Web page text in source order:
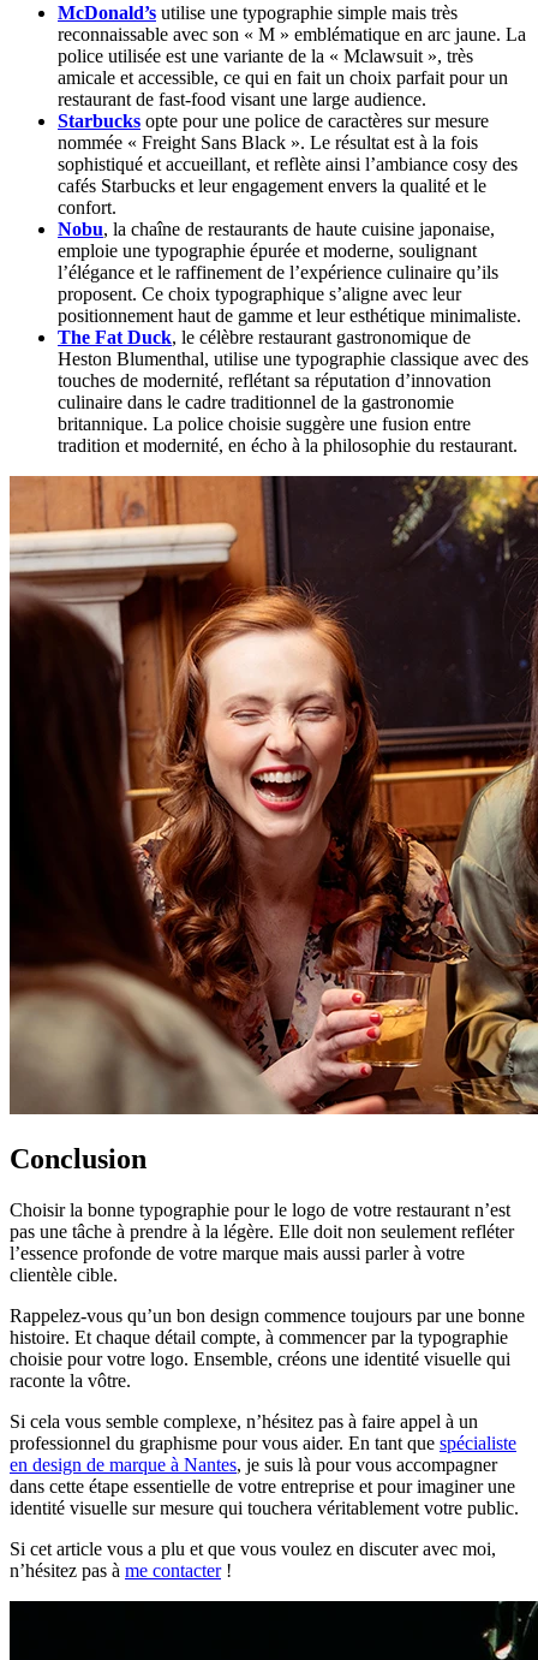
McDonald’s utilise une typographie simple mais très
reconnaissable avec son « M » emblématique en arc jaune. La
police utilisée est une variante de la « Mclawsuit », très
amicale et accessible, ce qui en fait un choix parfait pour un
restaurant de fast-food visant une large audience.
Starbucks opte pour une police de caractères sur mesure
nommée « Freight Sans Black ». Le résultat est à la fois
sophistiqué et accueillant, et reflète ainsi l’ambiance cosy des
cafés Starbucks et leur engagement envers la qualité et le
confort.
Nobu, la chaîne de restaurants de haute cuisine japonaise,
emploie une typographie épurée et moderne, soulignant
l’élégance et le raffinement de l’expérience culinaire qu’ils
proposent. Ce choix typographique s’aligne avec leur
positionnement haut de gamme et leur esthétique minimaliste.
The Fat Duck, le célèbre restaurant gastronomique de
Heston Blumenthal, utilise une typographie classique avec des
touches de modernité, reflétant sa réputation d’innovation
culinaire dans le cadre traditionnel de la gastronomie
britannique. La police choisie suggère une fusion entre
tradition et modernité, en écho à la philosophie du restaurant.
Conclusion
Choisir la bonne typographie pour le logo de votre restaurant n’est
pas une tâche à prendre à la légère. Elle doit non seulement refléter
l’essence profonde de votre marque mais aussi parler à votre
clientèle cible.
Rappelez-vous qu’un bon design commence toujours par une bonne
histoire. Et chaque détail compte, à commencer par la typographie
choisie pour votre logo. Ensemble, créons une identité visuelle qui
raconte la vôtre.
Si cela vous semble complexe, n’hésitez pas à faire appel à un
professionnel du graphisme pour vous aider. En tant que spécialiste
en design de marque à Nantes, je suis là pour vous accompagner
dans cette étape essentielle de votre entreprise et pour imaginer une
identité visuelle sur mesure qui touchera véritablement votre public.
Si cet article vous a plu et que vous voulez en discuter avec moi,
n’hésitez pas à me contacter!